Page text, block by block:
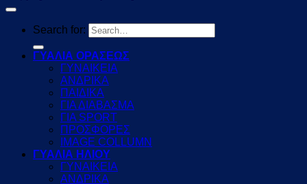
Search for:
ΓΥΑΛΙΑ ΟΡΑΣΕΩΣ
ΓΥΝΑΙΚΕΙΑ
ΑΝΔΡΙΚΑ
ΠΑΙΔΙΚΑ
ΓΙΑ ΔΙΑΒΑΣΜΑ
ΓΙΑ SPORT
ΠΡΟΣΦΟΡΕΣ
IMAGE COLLUMN
ΓΥΑΛΙΑ ΗΛΙΟΥ
ΓΥΝΑΙΚΕΙΑ
ΑΝΔΡΙΚΑ